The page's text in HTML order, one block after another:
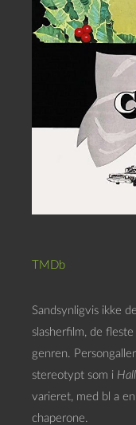
TMDb
Sandsynligvis ikke
slasherfilm, de
genren.
stereotypt som i
varieret, med bl a
chaperone.